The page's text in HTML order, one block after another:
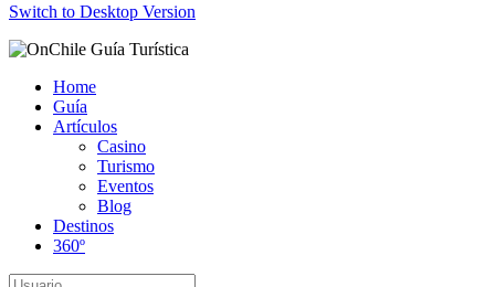
Switch to Desktop Version
Home
Guía
Artículos
Casino
Turismo
Eventos
Blog
Destinos
360º